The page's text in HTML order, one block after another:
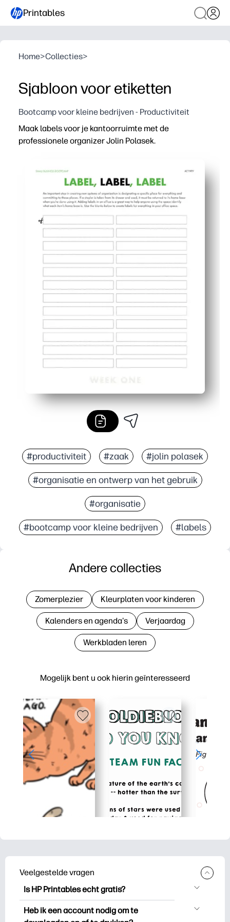
Printables
Home>Collecties>
Sjabloon voor etiketten
Bootcamp voor kleine bedrijven - Productiviteit
Maak labels voor je kantoorruimte met de
professionele organizer Jolin Polasek.
#productiviteit #zaak #jolin polasek
#organisatie en ontwerp van het gebruik
#organisatie
#bootcamp voor kleine bedrijven #labels
Mogelijk bent u ook hierin geïnteresseerd
Andere collecties
Zomerplezier Kleurplaten voor kinderen
Kalenders en agenda's Verjaardag
Werkbladen leren
Veelgestelde vragen
Is HP Printables echt gratis?
HP Printables biedt meer dan 2.500
gratis printables om te downloaden en
Heb ik een account nodig om te